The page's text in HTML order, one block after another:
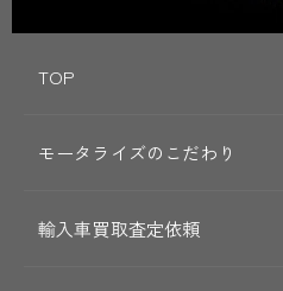
TOP
モータライズのこだわり
輸入車買取査定依頼